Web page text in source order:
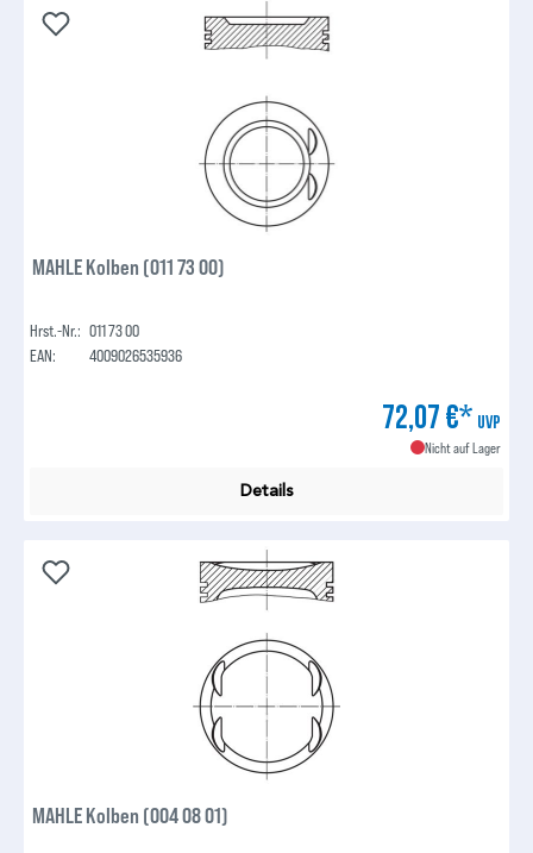
MAHLE Kolben (011 73 00)
Hrst.-Nr.: 011 73 00
EAN:
4009026535936
72,07 €* UVP
Nicht auf Lager
Details
MAHLE Kolben (004 08 01)